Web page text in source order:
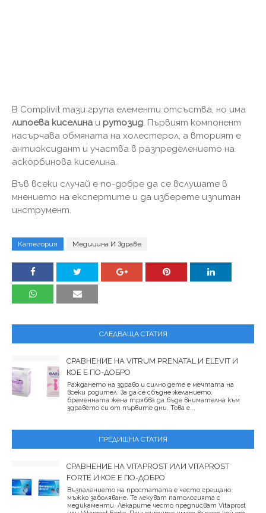
В Complivit тази група елементи отсъства, но има
липоева киселина и рутозид. Първият компонент
насърчава обмяната на холестерол, а вторият е
антиоксидант и участва в разпределението на
аскорбинова киселина.
Във всеки случай е по-добре да се вслушате в
мнението на експертите и да изберете изпитан
инструмент.
Категория Медицина И Здраве
СЛЕДВАЩА СТАТИЯ
СРАВНЕНИЕ НА VITRUM PRENATAL И ELEVIT И
КОЕ Е ПО-ДОБРО
Раждането на здраво и силно дете е мечтата на
всеки родител. За да се сбъдне желанието,
бременната жена трябва да бъде внимателна към
здравето си от първите дни. Това е...
ПРЕДИШНА СТАТИЯ
СРАВНЕНИЕ НА VITAPROST ИЛИ VITAPROST
FORTE И КОЕ Е ПО-ДОБРО
Възпалението на простатата е често срещано
мъжко заболяване. Те лекуват патологията с
медикаменти. Лекарите често предписват Vitaprost